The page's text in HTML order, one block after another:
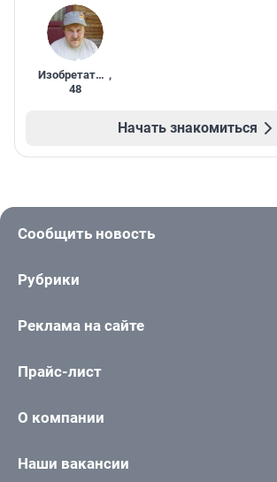
Изобретатель ,
48
Начать знакомиться
Сообщить новость
Рубрики
Реклама на сайте
Прайс-лист
О компании
Наши вакансии